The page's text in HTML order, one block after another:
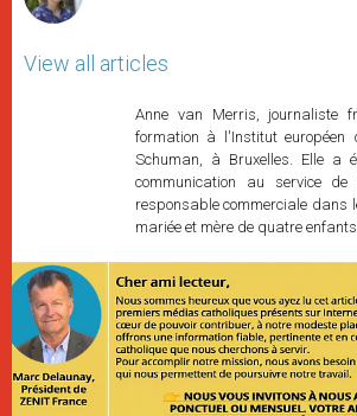
View all articles
Anne van Merris, journaliste
formation à l'Institut européen
Schuman, à Bruxelles. Elle a
communication au service
responsable commerciale dans
mariée et mère de quatre enfants.